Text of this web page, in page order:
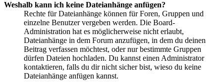
Weshalb kann ich keine Dateianhänge anfügen?
Rechte für Dateianhänge können für Foren, Gruppen und
einzelne Benutzer vergeben werden. Die Board-
Administration hat es möglicherweise nicht erlaubt,
Dateianhänge in dem Forum anzufügen, in dem du deinen
Beitrag verfassen möchtest, oder nur bestimmte Gruppen
dürfen Dateien hochladen. Du kannst einen Administrator
kontaktieren, falls du dir nicht sicher bist, wieso du keine
Dateianhänge anfügen kannst.